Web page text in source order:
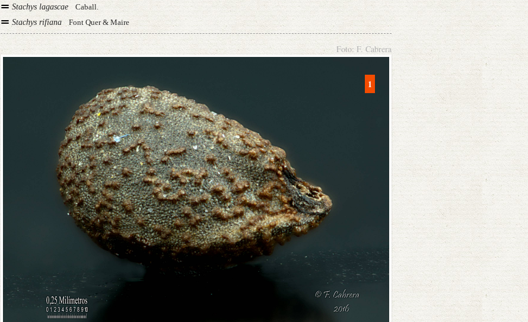
Stachys lagascae
Caball.
Stachys rifiana
Font Quer & Maire
Foto: F. Cabrera
1